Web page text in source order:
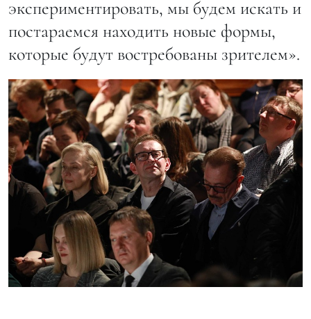
экспериментировать, мы будем искать и
постараемся находить новые формы,
которые будут востребованы зрителем».